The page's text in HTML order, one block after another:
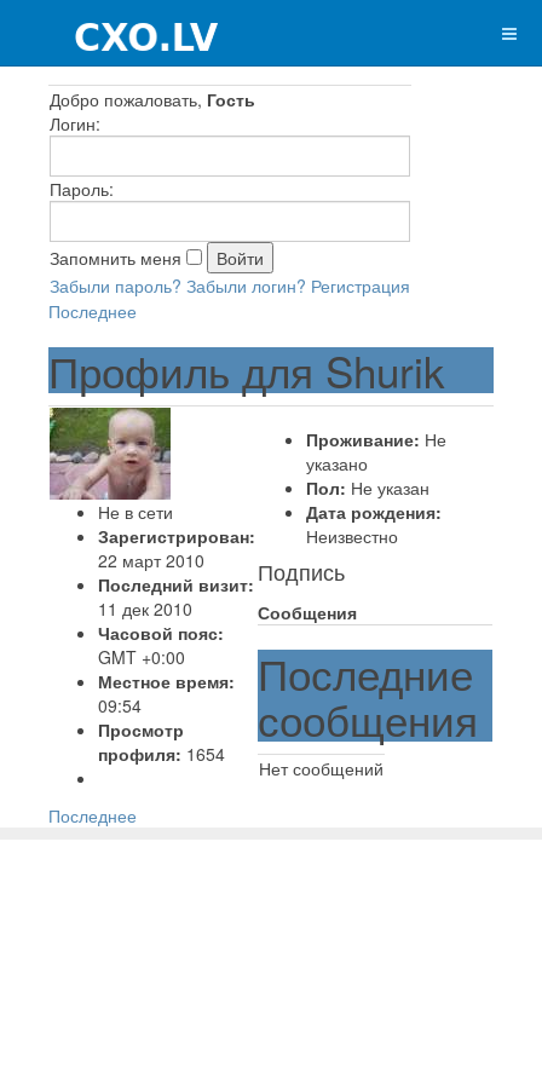
Добро пожаловать, Гость
Логин:
Пароль:
Запомнить меня
Забыли пароль? Забыли логин? Регистрация
Последнее
Профиль для Shurik
Не в сети
Зарегистрирован:
22 март 2010
Последний визит:
11 дек 2010
Часовой пояс:
GMT +0:00
Местное время:
09:54
Просмотр
профиля: 1654
Проживание: Не
указано
Пол: Не указан
Дата рождения:
Неизвестно
Подпись
Сообщения
Последние
сообщения
Нет сообщений
Последнее